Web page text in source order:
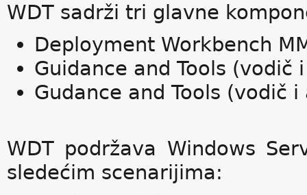
WDT sadrži tri glavne
Deployment Workbench
Guidance and Tools (vodič
Gudance and Tools (vodič
WDT podržava Windows
sledećim scenarijima: